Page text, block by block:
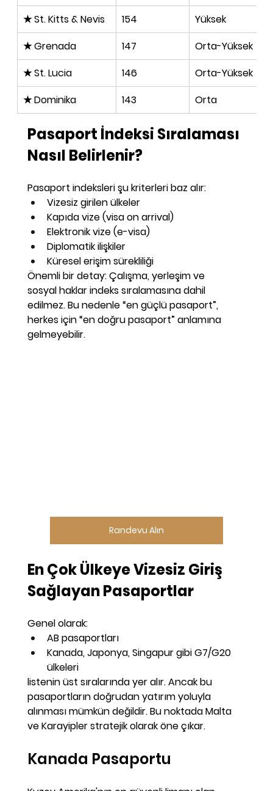
★ St. Kitts & Nevis 154
Yüksek
★ Grenada
147
Orta-Yüksek
★ St. Lucia
146
Orta-Yüksek
★ Dominika
143 Orta
Pasaport İndeksi Sıralaması
Nasıl Belirlenir?
Pasaport indeksleri şu kriterleri baz alır:
Vizesiz girilen ülkeler
Kapıda vize (visa on arrival)
Elektronik vize (e-visa)
Diplomatik ilişkiler
Küresel erişim sürekliliği
Önemli bir detay:Çalışma, yerleşim ve
sosyalhaklar indeks sıralamasına dahil
edilmez. Bu nedenle “en güçlü pasaport”,
herkes için “en doğru pasaport” anlamına
gelmeyebilir.
Randevu Alın
En Çok Ülkeye Vizesiz Giriş
Sağlayan Pasaportlar
Genel olarak:
AB pasaportları
Kanada, Japonya, Singapur gibi G7/G20
ülkeleri
listenin üst sıralarında yer alır. Ancak bu
pasaportların doğrudan yatırım yoluyla
alınması mümkün değildir. Bu noktada Malta
ve Karayipler stratejik olarak öne çıkar.
Kanada Pasaportu